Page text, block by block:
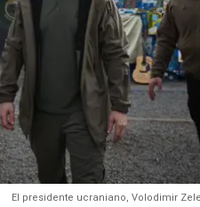
El presidente ucraniano, Volodimir